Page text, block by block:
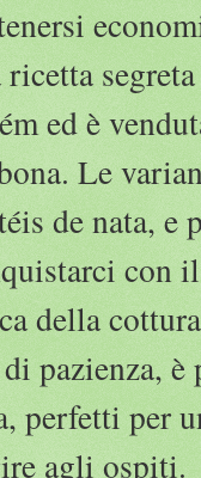
ricetta
ed è
Le
de nata, e
con
della
di pazienza,
perfetti per
agli ospiti.